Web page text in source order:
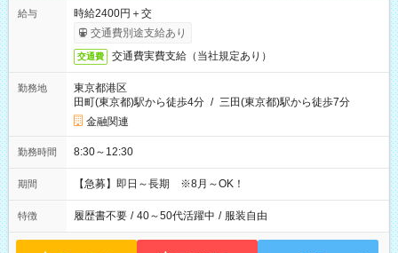
給与
時給2400円＋交
交通費別途支給あり
交通費 交通費実費支給（当社規定あり）
勤務地
東京都港区
田町(東京都)駅から徒歩4分 / 三田(東京都)駅から徒歩7分
金融関連
勤務時間 8:30～12:30
期間 【急募】即日～長期 ※8月～OK！
特徴 履歴書不要 / 40～50代活躍中 / 服装自由